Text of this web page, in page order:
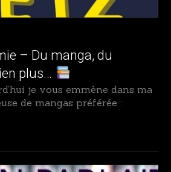
– Du manga, du
plus…
je vous emmène dans ma
de mangas préférée :